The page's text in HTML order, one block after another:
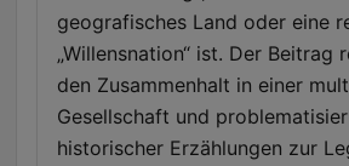
geografisches Land oder eine
„Willensnation“ ist. Der Beitrag
den Zusammenhalt in einer
Gesellschaft und
historischer Erzählungen zur